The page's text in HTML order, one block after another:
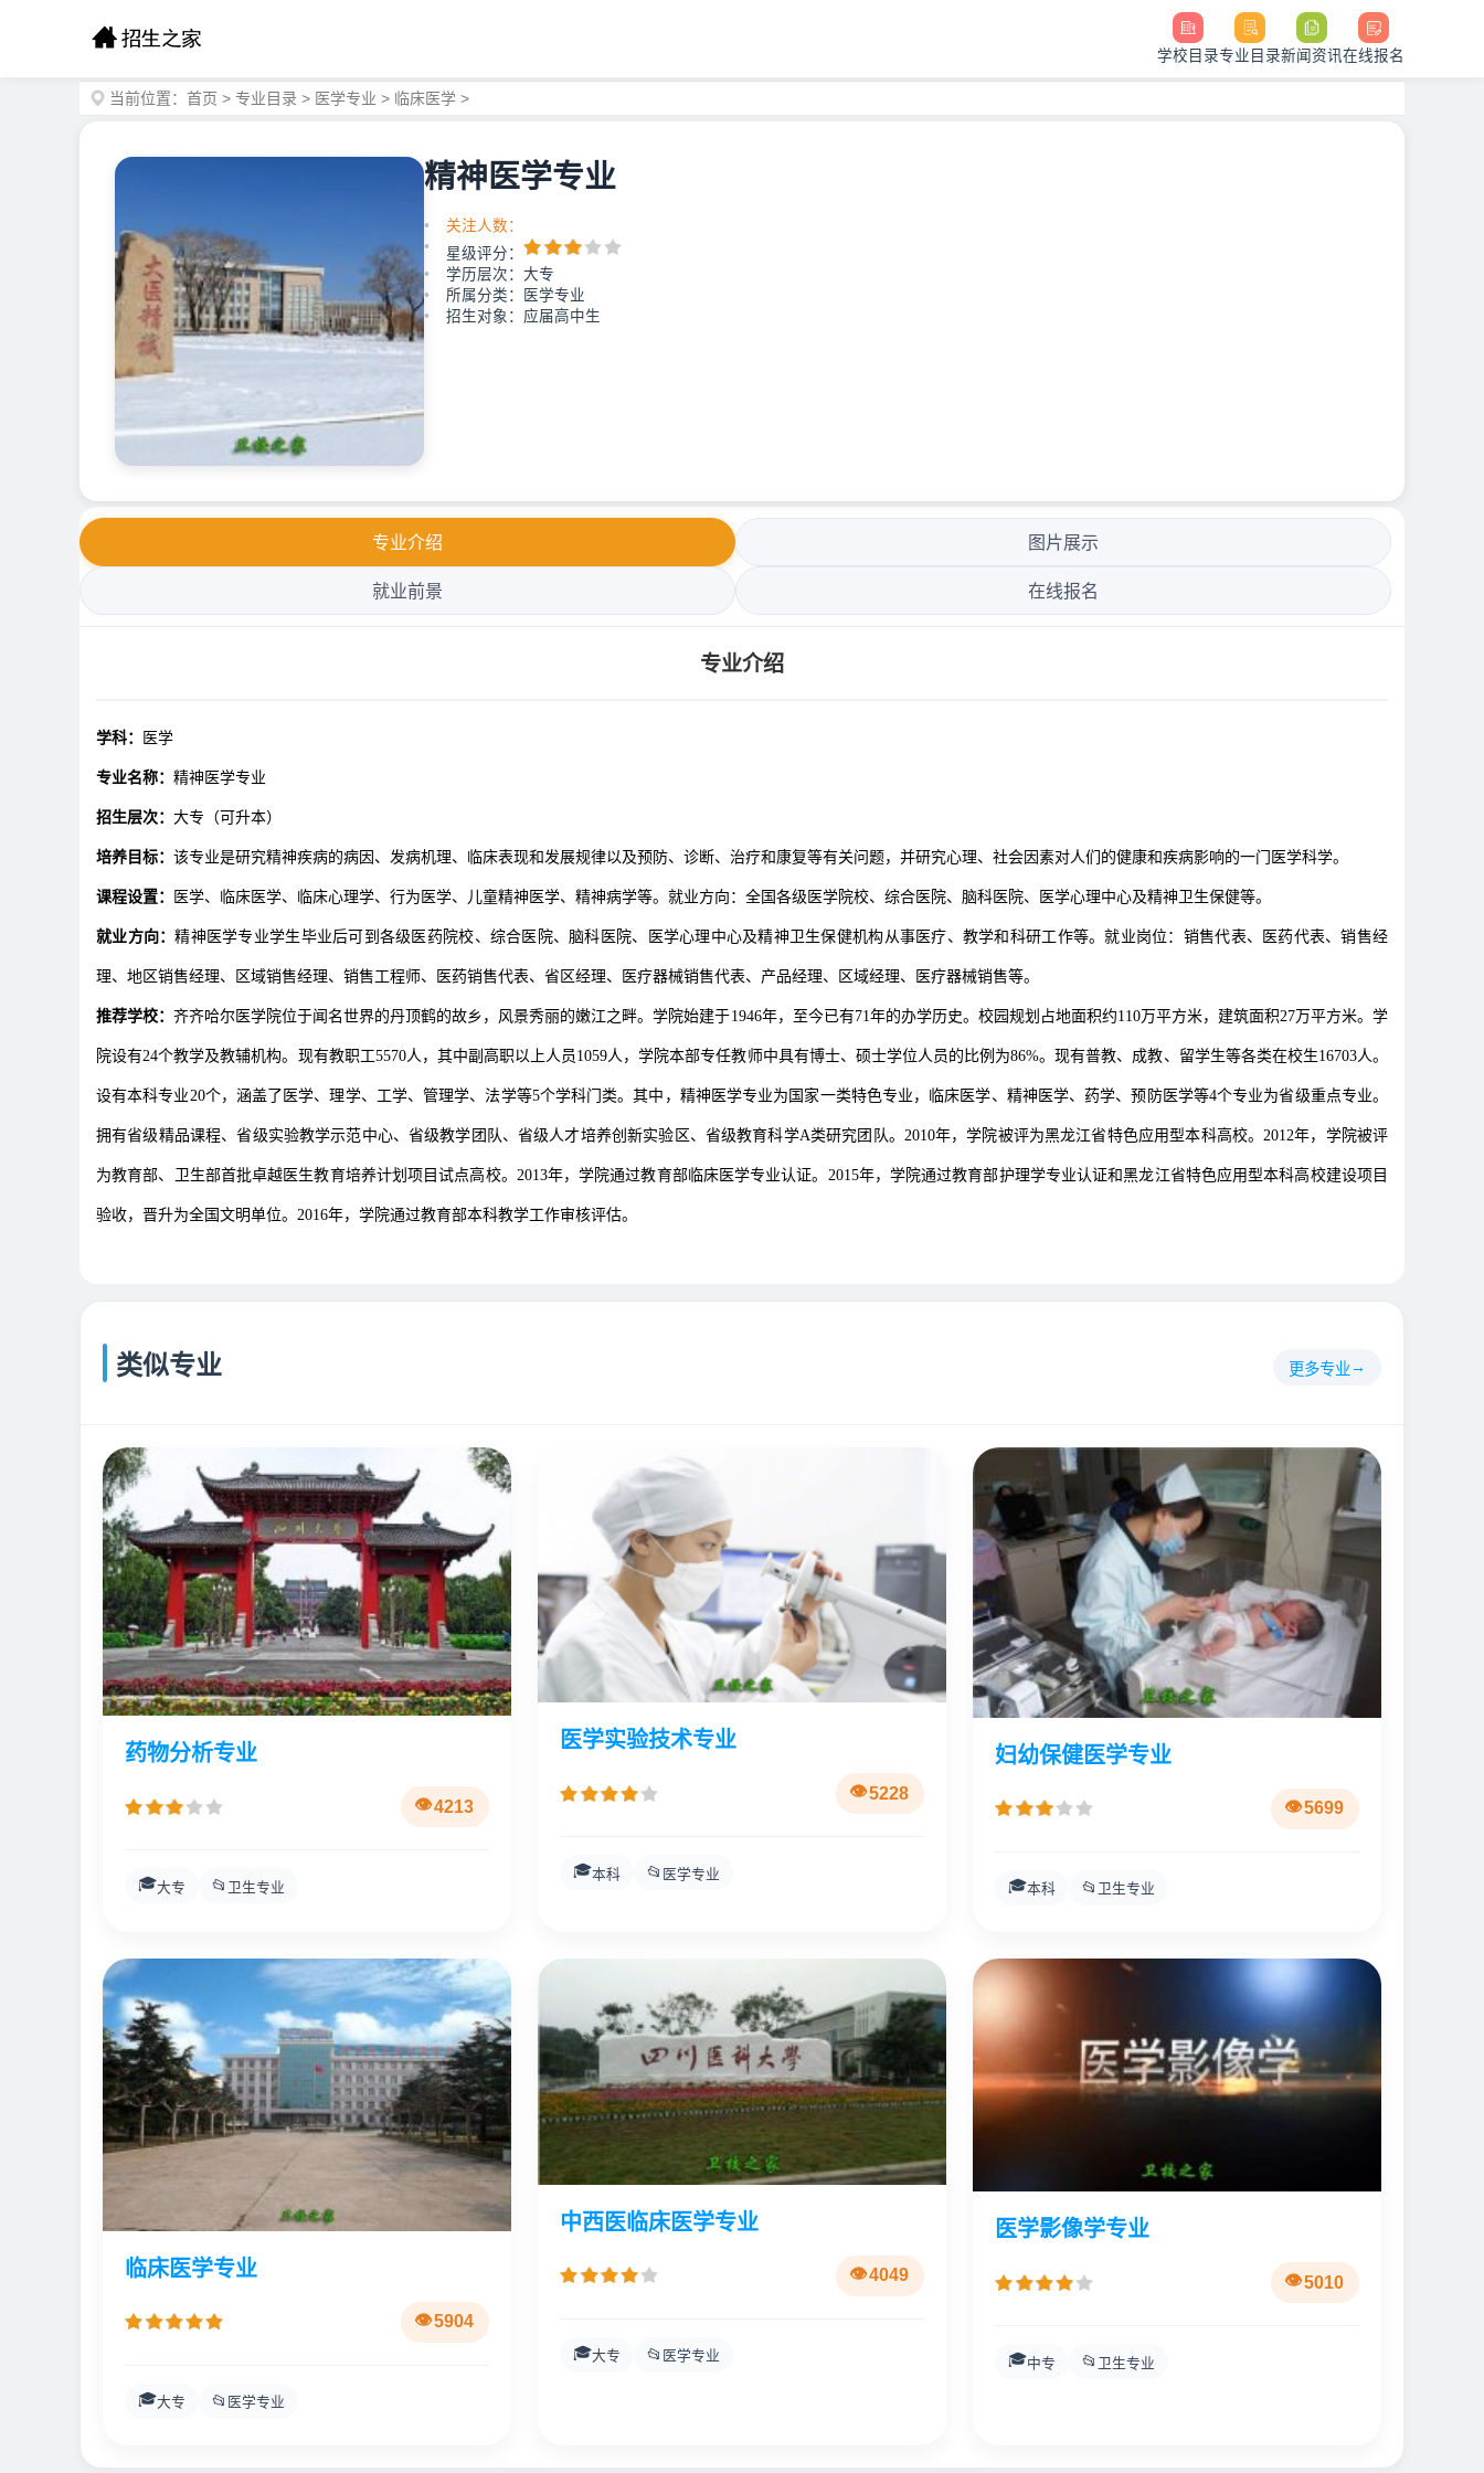
学校目录专业目录新闻资讯在线报名
当前位置： 首页 > 专业目录 > 医学专业 > 临床医学 >
精神医学专业
关注人数：
星级评分：
学历层次：大专
所属分类：医学专业
招生对象：应届高中生
专业介绍 图片展示
就业前景 在线报名
专业介绍
学科： 医学
专业名称： 精神医学专业
招生层次： 大专（可升本）
培养目标： 该专业是研究精神疾病的病因、发病机理、临床表现和发展规律以及预防、诊断、治疗和康复等有关问题，并研究心理、社会因素对人们的健康和疾病影响的一门医学科学。
课程设置： 医学、临床医学、临床心理学、行为医学、儿童精神医学、精神病学等。就业方向：全国各级医学院校、综合医院、脑科医院、医学心理中心及精神卫生保健等。
就业方向：精神医学专业学生毕业后可到各级医药院校、综合医院、脑科医院、医学心理中心及精神卫生保健机构从事医疗、教学和科研工作等。就业岗位：销售代表、医药代表、销售经
理、地区销售经理、区域销售经理、销售工程师、医药销售代表、省区经理、医疗器械销售代表、产品经理、区域经理、医疗器械销售等。
推荐学校：齐齐哈尔医学院位于闻名世界的丹顶鹤的故乡，风景秀丽的嫩江之畔。学院始建于1946年，至今已有71年的办学历史。校园规划占地面积约110万平方米，建筑面积27万平方米。学
院设有24个教学及教辅机构。现有教职工5570人，其中副高职以上人员1059人，学院本部专任教师中具有博士、硕士学位人员的比例为86%。现有普教、成教、留学生等各类在校生16703人。
设有本科专业20个，涵盖了医学、理学、工学、管理学、法学等5个学科门类。其中，精神医学专业为国家一类特色专业，临床医学、精神医学、药学、预防医学等4个专业为省级重点专业。
拥有省级精品课程、省级实验教学示范中心、省级教学团队、省级人才培养创新实验区、省级教育科学A类研究团队。2010年，学院被评为黑龙江省特色应用型本科高校。2012年，学院被评
为教育部、卫生部首批卓越医生教育培养计划项目试点高校。2013年，学院通过教育部临床医学专业认证。2015年，学院通过教育部护理学专业认证和黑龙江省特色应用型本科高校建设项目
验收，晋升为全国文明单位。2016年，学院通过教育部本科教学工作审核评估。
类似专业 更多专业
药物分析专业
4213
🎓大专 📂 卫生专业
医学实验技术专业
5228
🎓本科 📂 医学专业
妇幼保健医学专业
5699
🎓本科 📂 卫生专业
临床医学专业
5904
🎓大专 📂 医学专业
中西医临床医学专业
4049
🎓大专 📂 医学专业
医学影像学专业
5010
🎓中专 📂 卫生专业